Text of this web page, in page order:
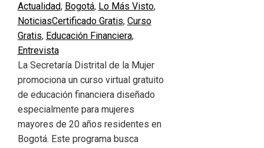
Actualidad, Bogotá, Lo Más Visto,
NoticiasCertificado Gratis, Curso
Gratis, Educación Financiera,
Entrevista
La Secretaría Distrital de la Mujer
promociona un curso virtual gratuito
de educación financiera diseñado
especialmente para mujeres
mayores de 20 años residentes en
Bogotá. Este programa busca